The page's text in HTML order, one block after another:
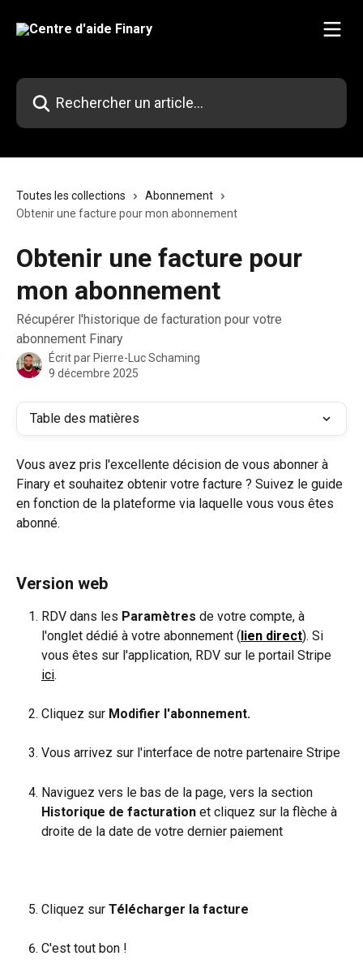
Rechercher un article...
Toutes les collections
Abonnement
Obtenir une facture pour mon abonnement
Obtenir une facture pour
mon abonnement
Récupérer l'historique de facturation pour votre
abonnement Finary
Écrit par Pierre-Luc Schaming
9 décembre 2025
Table des matières
Vous avez pris l'excellente décision de vous abonner à
Finary et souhaitez obtenir votre facture ? Suivez le guide
en fonction de la plateforme via laquelle vous vous êtes
abonné.
Version web
RDV dans les Paramètres de votre compte, à
l'onglet dédié à votre abonnement (lien direct). Si
vous êtes sur l'application, RDV sur le portail Stripe
ici.
Cliquez sur Modifier l'abonnement.
Vous arrivez sur l'interface de notre partenaire Stripe
Naviguez vers le bas de la page, vers la section
Historique de facturation et cliquez sur la flèche à
droite de la date de votre dernier paiement
Cliquez sur Télécharger la facture
C'est tout bon !